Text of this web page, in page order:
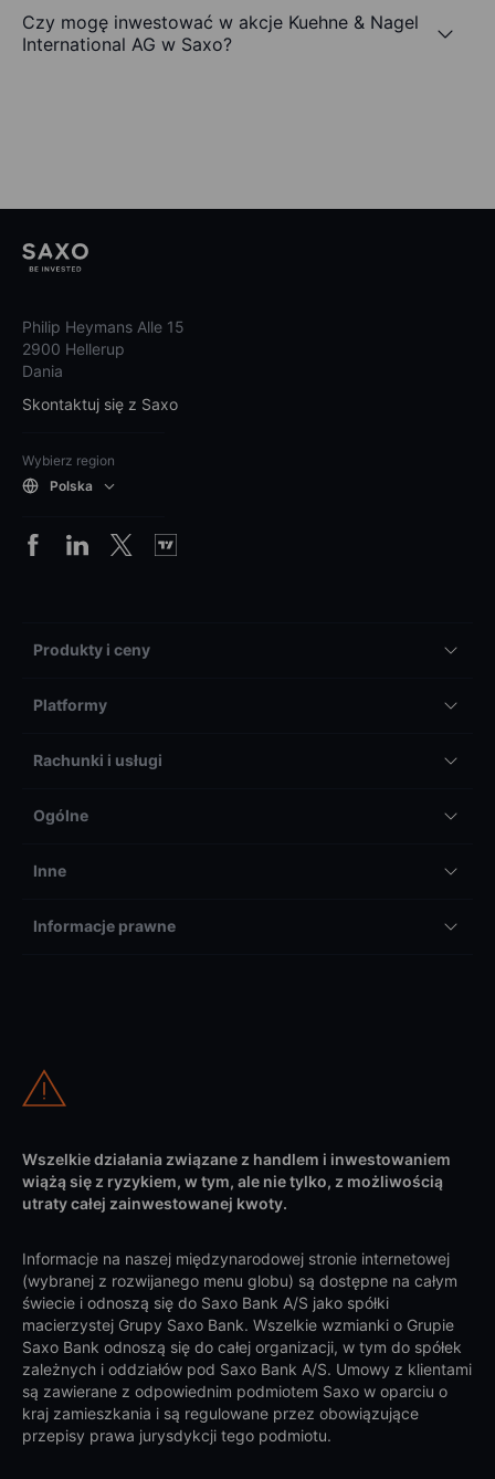
Czy mogę inwestować w akcje Kuehne & Nagel
International AG w Saxo?
Philip Heymans Alle 15
2900 Hellerup
Dania
Skontaktuj się z Saxo
Wybierz region
Polska
Produkty i ceny
Platformy
Rachunki i usługi
Ogólne
Inne
Informacje prawne
Wszelkie działania związane z handlem i inwestowaniem
wiążą się z ryzykiem, w tym, ale nie tylko, z możliwością
utraty całej zainwestowanej kwoty.
Informacje na naszej międzynarodowej stronie internetowej
(wybranej z rozwijanego menu globu) są dostępne na całym
świecie i odnoszą się do Saxo Bank A/S jako spółki
macierzystej Grupy Saxo Bank. Wszelkie wzmianki o Grupie
Saxo Bank odnoszą się do całej organizacji, w tym do spółek
zależnych i oddziałów pod Saxo Bank A/S. Umowy z klientami
są zawierane z odpowiednim podmiotem Saxo w oparciu o
kraj zamieszkania i są regulowane przez obowiązujące
przepisy prawa jurysdykcji tego podmiotu.